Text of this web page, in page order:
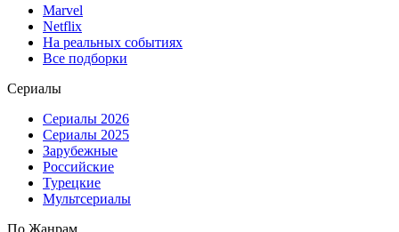
Marvel
Netflix
На реальных событиях
Все подборки
Сериалы
Сериалы 2026
Сериалы 2025
Зарубежные
Российские
Турецкие
Мультсериалы
По Жанрам